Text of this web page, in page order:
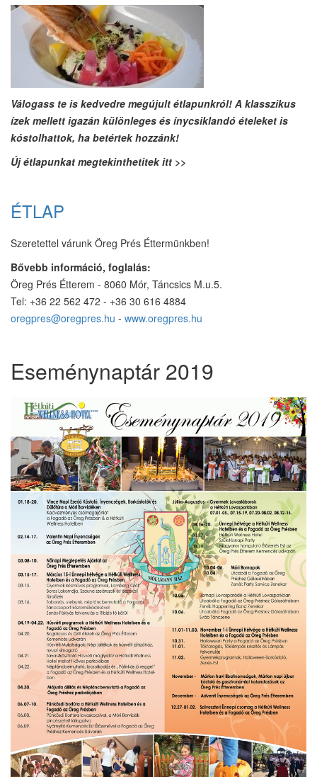
Válogass te is kedvedre megújult étlapunkról! A klasszikus
ízek mellett igazán különleges és ínycsiklandó ételeket is
kóstolhattok, ha betértek hozzánk!
Új étlapunkat megtekinthetitek itt >>
ÉTLAP
Szeretettel várunk Öreg Prés Éttermünkben!
Bővebb információ, foglalás:
Öreg Prés Étterem - 8060 Mór, Táncsics M.u.5.
Tel: +36 22 562 472 - +36 30 616 4884
oregpres@oregpres.hu - www.oregpres.hu
Eseménynaptár 2019